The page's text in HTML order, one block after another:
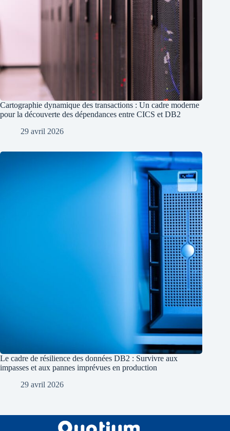
Cartographie dynamique des transactions : Un cadre moderne
pour la découverte des dépendances entre CICS et DB2
29 avril 2026
Le cadre de résilience des données DB2 : Survivre aux
impasses et aux pannes imprévues en production
29 avril 2026